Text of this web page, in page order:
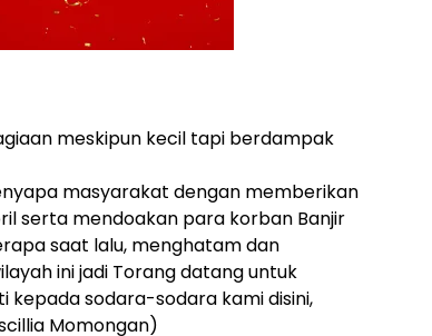
meskipun kecil tapi berdampak
masyarakat dengan memberikan
serta mendoakan para korban Banjir
saat lalu, menghatam dan
ini jadi Torang datang untuk
kepada sodara-sodara kami disini,
Momongan)